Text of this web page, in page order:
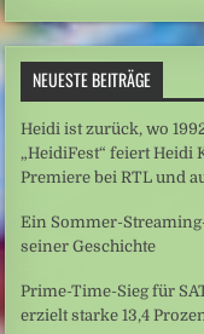
NEUESTE BEITRÄGE
Heidi ist zurück, wo
„HeidiFest“ feiert Heidi
Premiere bei RTL und
Ein Sommer-
seiner Geschichte
Prime-Time-Sieg für
erzielt starke 13,4